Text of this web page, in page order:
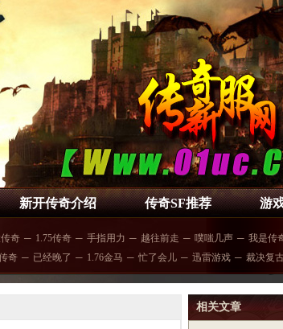
新开传奇介绍 传奇SF推荐 游
奇 ─ 1.75传奇 ─ 手指用力 ─ 越往前走 ─ 噗嗤几声 ─ 我是传
奇 ─ 已经晚了 ─ 1.76金马 ─ 忙了会儿 ─ 迅雷游戏 ─ 裁决复
相关文章